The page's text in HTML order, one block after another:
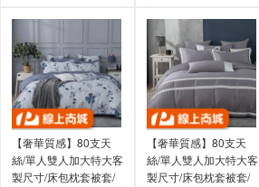
【奢華質感】80支天
絲/單人雙人加大特大客
製尺寸/床包枕套被套/
【奢華質感】80支天
絲/單人雙人加大特大客
製尺寸/床包枕套被套/